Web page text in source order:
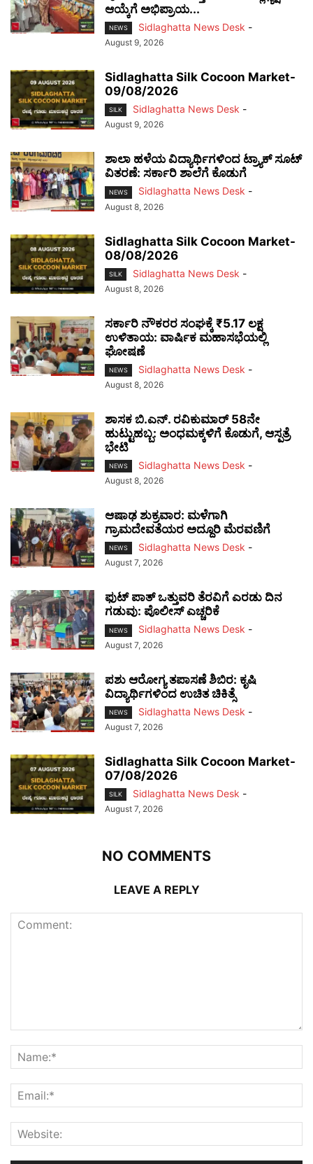
ಆಯ್ಕೆಗೆ ಅಭಿಪ್ರಾಯ...
NEWS Sidlaghatta News Desk -
August 9, 2026
Sidlaghatta Silk Cocoon Market-
09/08/2026
SILK Sidlaghatta News Desk -
August 9, 2026
ಶಾಲಾ ಹಳೆಯ ವಿದ್ಯಾರ್ಥಿಗಳಿಂದ ಟ್ರ್ಯಾಕ್‌ ಸೂಟ್
ವಿತರಣೆ: ಸರ್ಕಾರಿ ಶಾಲೆಗೆ ಕೊಡುಗೆ
NEWS Sidlaghatta News Desk -
August 8, 2026
Sidlaghatta Silk Cocoon Market-
08/08/2026
SILK Sidlaghatta News Desk -
August 8, 2026
ಸರ್ಕಾರಿ ನೌಕರರ ಸಂಘಕ್ಕೆ ₹5.17 ಲಕ್ಷ
ಉಳಿತಾಯ: ವಾರ್ಷಿಕ ಮಹಾಸಭೆಯಲ್ಲಿ
ಘೋಷಣೆ
NEWS Sidlaghatta News Desk -
August 8, 2026
ಶಾಸಕ ಬಿ.ಎನ್. ರವಿಕುಮಾರ್ 58ನೇ
ಹುಟ್ಟುಹಬ್ಬ: ಅಂಧಮಕ್ಕಳಿಗೆ ಕೊಡುಗೆ, ಆಸ್ಪತ್ರೆ
ಭೇಟಿ
NEWS Sidlaghatta News Desk -
August 8, 2026
ಆಷಾಢ ಶುಕ್ರವಾರ: ಮಳೆಗಾಗಿ
ಗ್ರಾಮದೇವತೆಯರ ಅದ್ದೂರಿ ಮೆರವಣಿಗೆ
NEWS Sidlaghatta News Desk -
August 7, 2026
ಫುಟ್‌ ಪಾತ್ ಒತ್ತುವರಿ ತೆರವಿಗೆ ಎರಡು ದಿನ
ಗಡುವು: ಪೊಲೀಸ್ ಎಚ್ಚರಿಕೆ
NEWS Sidlaghatta News Desk -
August 7, 2026
ಪಶು ಆರೋಗ್ಯ ತಪಾಸಣೆ ಶಿಬಿರ: ಕೃಷಿ
ವಿದ್ಯಾರ್ಥಿಗಳಿಂದ ಉಚಿತ ಚಿಕಿತ್ಸೆ
NEWS Sidlaghatta News Desk -
August 7, 2026
Sidlaghatta Silk Cocoon Market-
07/08/2026
SILK Sidlaghatta News Desk -
August 7, 2026
NO COMMENTS
LEAVE A REPLY